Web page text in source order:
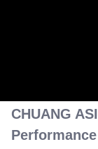
CHUANG
Performance